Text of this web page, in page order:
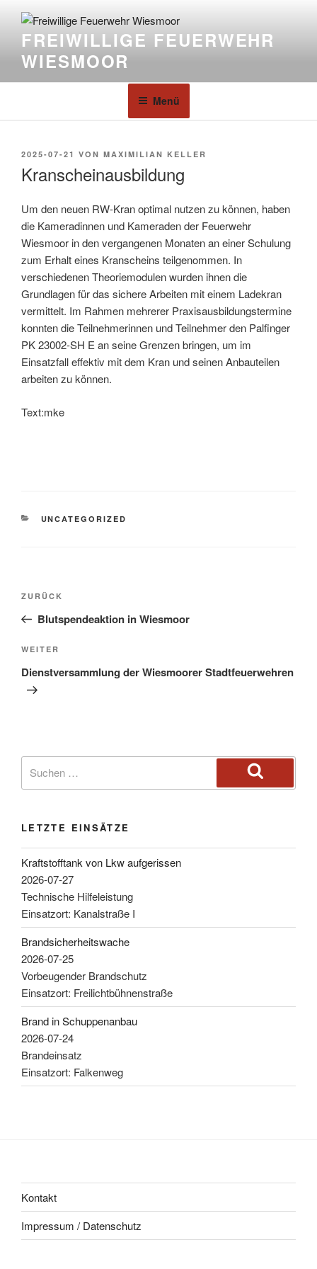
FREIWILLIGE FEUERWEHR
WIESMOOR
Menü
2025-07-21 VON MAXIMILIAN KELLER
Kranscheinausbildung
Um den neuen RW-Kran optimal nutzen zu können, haben
die Kameradinnen und Kameraden der Feuerwehr
Wiesmoor in den vergangenen Monaten an einer Schulung
zum Erhalt eines Kranscheins teilgenommen. In
verschiedenen Theoriemodulen wurden ihnen die
Grundlagen für das sichere Arbeiten mit einem Ladekran
vermittelt. Im Rahmen mehrerer Praxisausbildungstermine
konnten die Teilnehmerinnen und Teilnehmer den Palfinger
PK 23002-SH E an seine Grenzen bringen, um im
Einsatzfall effektiv mit dem Kran und seinen Anbauteilen
arbeiten zu können.
Text:mke
UNCATEGORIZED
ZURÜCK
Blutspendeaktion in Wiesmoor
WEITER
Dienstversammlung der Wiesmoorer Stadtfeuerwehren
LETZTE EINSÄTZE
Kraftstofftank von Lkw aufgerissen
2026-07-27
Technische Hilfeleistung
Einsatzort: Kanalstraße I
Brandsicherheitswache
2026-07-25
Vorbeugender Brandschutz
Einsatzort: Freilichtbühnenstraße
Brand in Schuppenanbau
2026-07-24
Brandeinsatz
Einsatzort: Falkenweg
Kontakt
Impressum / Datenschutz